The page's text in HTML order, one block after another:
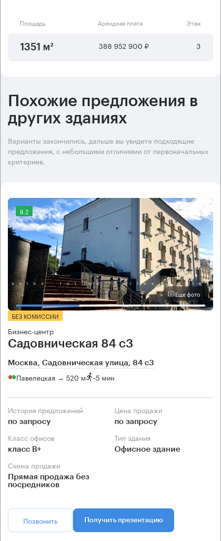
Площадь Арендная плата Этаж
1351 м² 388 952 900 ₽ 3
Похожие предложения в
других зданиях
Варианты закончились, дальше вы увидете подходящие
предложения, с небольшими отличиями от первоначальных
критериев.
8.2
Еще фото
БЕЗ КОМИССИИ
Бизнес-центр
Садовническая 84 с3
Москва, Садовническая улица, 84 с3
Павелецкая → 520 м ~5 мин
История предложений
по запросу
Цена продажи
по запросу
Класс офисов
класс B+
Тип здания
Офисное здание
Схема продажи
Прямая продажа без
посредников
Позвонить Получить презентацию